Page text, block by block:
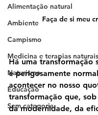
Alimentação natural
Ambiente
Campismo
Medicina e terapias naturais
Naturismo
Educação
Sem categoria
Faça de si meu
Há uma transformação
e perigosamente
acontecer no nosso
transformação que,
da modernidade, da